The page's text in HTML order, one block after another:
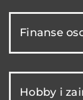
Finanse
Hobby i